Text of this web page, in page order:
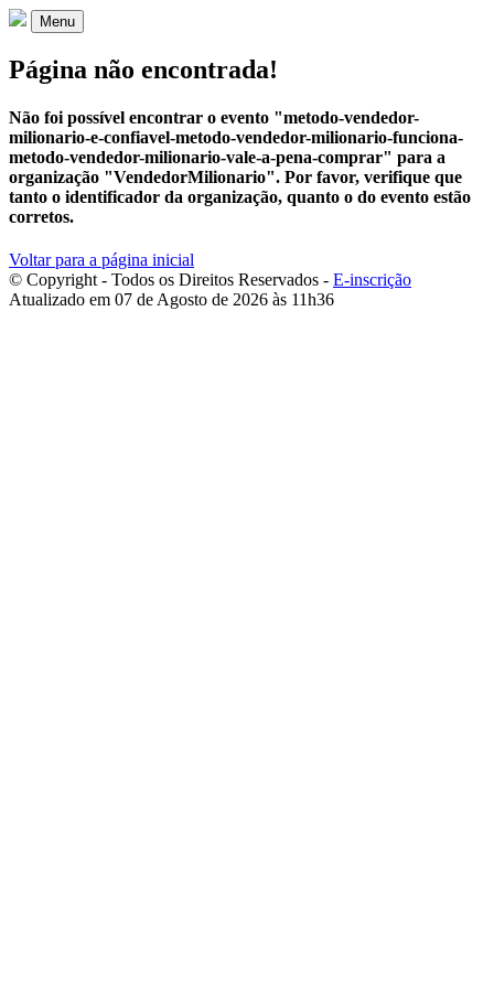
Menu
Página não encontrada!
Não foi possível encontrar o evento "metodo-vendedor-
milionario-e-confiavel-metodo-vendedor-milionario-funciona-
metodo-vendedor-milionario-vale-a-pena-comprar" para a
organização "VendedorMilionario". Por favor, verifique que
tanto o identificador da organização, quanto o do evento estão
corretos.
Voltar para a página inicial
© Copyright - Todos os Direitos Reservados - E-inscrição
Atualizado em 07 de Agosto de 2026 às 11h36